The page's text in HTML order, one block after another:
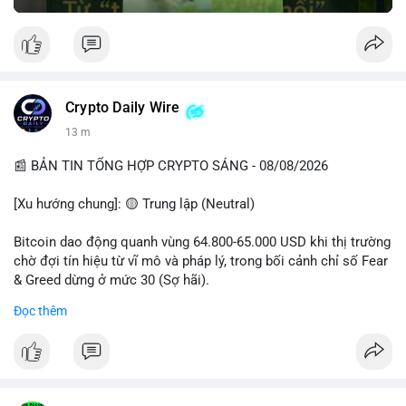
Crypto Daily Wire
13 m
📰 BẢN TIN TỔNG HỢP CRYPTO SÁNG - 08/08/2026
[Xu hướng chung]: 🟡 Trung lập (Neutral)
Bitcoin dao động quanh vùng 64.800-65.000 USD khi thị trường
chờ đợi tín hiệu từ vĩ mô và pháp lý, trong bối cảnh chỉ số Fear
& Greed dừng ở mức 30 (Sợ hãi).
- Thị trường & Giá cả: Chuỗi giao dịch cá voi BTC diễn ra dày
triệu USD lúc 08:19 UTC và 61,37 BTC (gần 4 triệu USD) lúc
Đọc thêm